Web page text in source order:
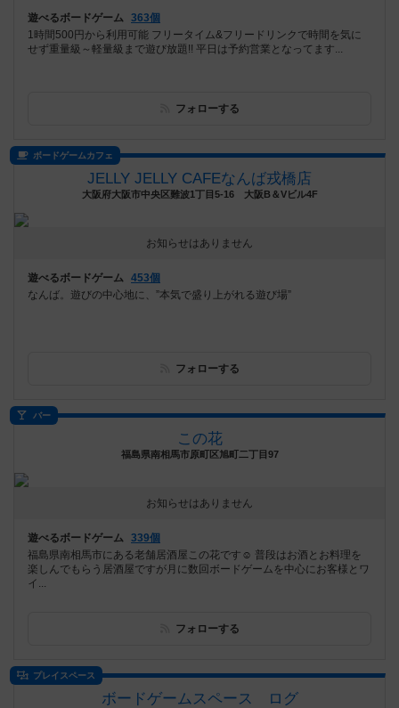
遊べるボードゲーム 363個
1時間500円から利用可能 フリータイム&フリードリンクで時間を気に
せず重量級～軽量級まで遊び放題!! 平日は予約営業となってます...
フォローする
ボードゲームカフェ
JELLY JELLY CAFEなんば戎橋店
大阪府大阪市中央区難波1丁目5-16 大阪B＆Vビル4F
お知らせはありません
遊べるボードゲーム 453個
なんば。遊びの中心地に、”本気で盛り上がれる遊び場”
フォローする
バー
この花
福島県南相馬市原町区旭町二丁目97
お知らせはありません
遊べるボードゲーム 339個
福島県南相馬市にある老舗居酒屋この花です☺️ 普段はお酒とお料理を
楽しんでもらう居酒屋ですが月に数回ボードゲームを中心にお客様とワ
イ...
フォローする
プレイスペース
ボードゲームスペース ログ